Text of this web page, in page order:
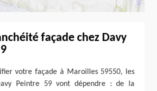
façade chez Davy
votre façade à Maroilles 59550, les
Peintre 59 vont dépendre : de la